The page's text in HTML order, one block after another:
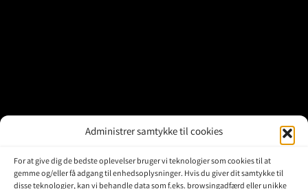
Administrer samtykke til cookies
For at give dig de bedste oplevelser bruger vi teknologier som cookies til at
gemme og/eller få adgang til enhedsoplysninger. Hvis du giver dit samtykke til
disse teknologier, kan vi behandle data som f.eks. browsingadfærd eller unikke